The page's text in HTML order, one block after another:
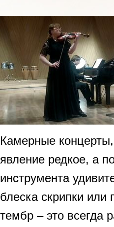
Камерные
явление редкое, а
инструмента
блеска скрипки или
тембр – это всегда